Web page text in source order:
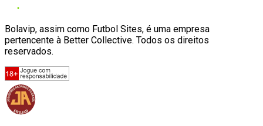
Bolavip, assim como Futbol Sites, é uma empresa
pertencente à Better Collective. Todos os direitos
reservados.